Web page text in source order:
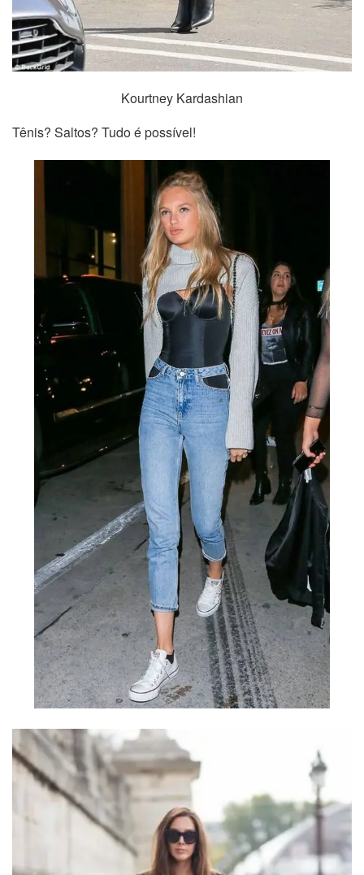
Kourtney Kardashian
Tênis? Saltos? Tudo é possível!